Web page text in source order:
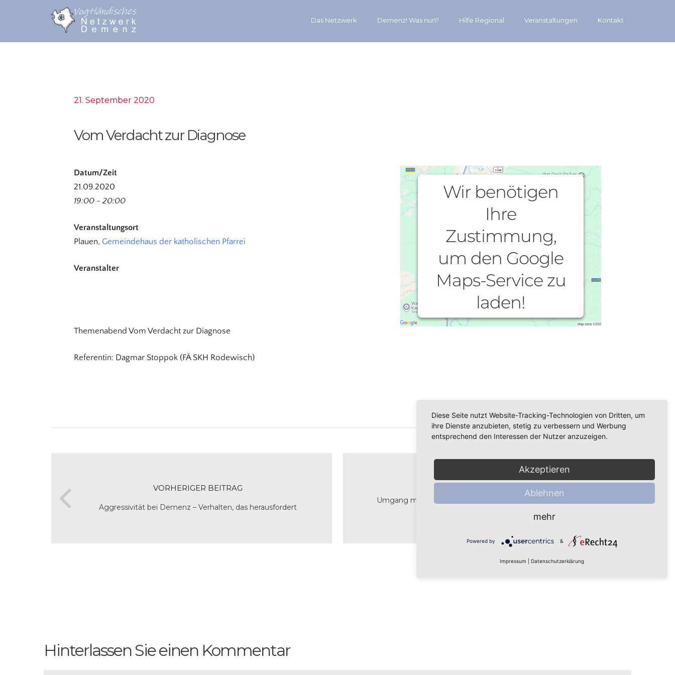
Das Netzwerk Demenz! Was nun? Hilfe Regional Veranstaltungen Kontakt
21. September 2020
Vom Verdacht zur Diagnose
Wir benötigen
Ihre
Zustimmung,
um den Google
Maps-Service zu
laden!
Wir verwenden einen Service eines
Mehr Informationen
Usercentrics Consent
Datum/Zeit
21.09.2020
19:00 - 20:00
Veranstaltungsort
Plauen, Gemeindehaus der katholischen Pfarrei
Veranstalter
Themenabend Vom Verdacht zur Diagnose
Referentin: Dagmar Stoppok (FÄ SKH Rodewisch)
VORHERIGER BEITRAG
Aggressivität bei Demenz – Verhalten, das herausfordert
NÄCHSTER BEITRAG
Umgang mit Wahnvorstellungen und Halluzinationen bei
Hinterlassen Sie einen Kommentar
Diese Seite nutzt Website-Tracking-Technologien von Dritten, um
ihre Dienste anzubieten, stetig zu verbessern und Werbung
entsprechend den Interessen der Nutzer anzuzeigen.
Akzeptieren
Ablehnen
mehr
Powered by &
Impressum Datenschutzerklärung